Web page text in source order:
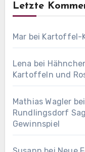
Letzte
Mar bei Kartoffel-
Lena bei
Kartoffeln und
Mathias Wagler bei
Rundlingsdorf
Gewinnspiel